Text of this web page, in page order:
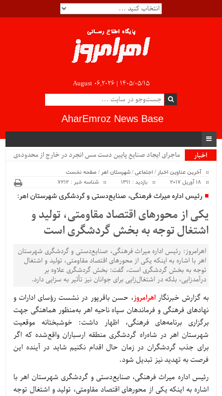
August 06,2026 | ۱۴۰۵/۰۵/۱۵
AharEmroz News Base
اخبار
ماجرای ایجاد صنایع پایین دست مس انجرد در خارج از محدوده‌ی
آخرین عناوین اخبار / اجتماعی/شهرستان اهر /صفحه نخست
بازدید : 1311 شناسه خبر : 7212
رئیس اداره میراث فرهنگی، صنایع‌دستی و گردشگری شهرستان اهر:
یکی از محورهای اقتصاد مقاومتی، تولید و
اشتغال توجه به بخش گردشگری است
اهرامروز: رئیس اداره میراث فرهنگی، صنایع‌دستی و گردشگری شهرستان
اهر با اشاره به اینکه یکی از محورهای اقتصاد مقاومتی، تولید و اشتغال
توجه به بخش گردشگری است، گفت: بخش گردشگری علاوه بر
درآمدزایی، بلکه در اشتغال‌زایی برای جوانان نیز تأثیر به سزایی دارد.
به گزارش خبرنگاراهرامروز، حسن باقرپور در نشست رؤسای ادارات و
نهادهای فرهنگی و فرماندهان سپاه ناحیه اهر به‌منظور هماهنگی جهت
برگزاری برنامه‌های فرهنگی، اظهار داشت: خوشبختانه موقعیت
شهرستان اهر در شاه‌راه گردشگری منطقه ارسباران واقع‌شده که اگر
برای جذب گردشگران در زمان حال اقدام نکنیم شاید در آینده این
فرصت به تهدید نیز تبدیل شود.
رئیس اداره میراث فرهنگی، صنایع‌دستی و گردشگری شهرستان اهر با
اشاره به اینکه یکی از محورهای اقتصاد مقاومتی، تولید و اشتغال توجه